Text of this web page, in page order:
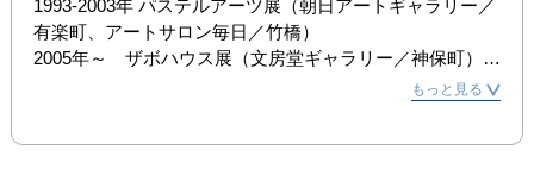
1993-2003年 パステルアーツ展（朝日アートギャラリー／
有楽町、アートサロン毎日／竹橋）
2005年～　ザボハウス展（文房堂ギャラリー／神保町）他
もっと見る